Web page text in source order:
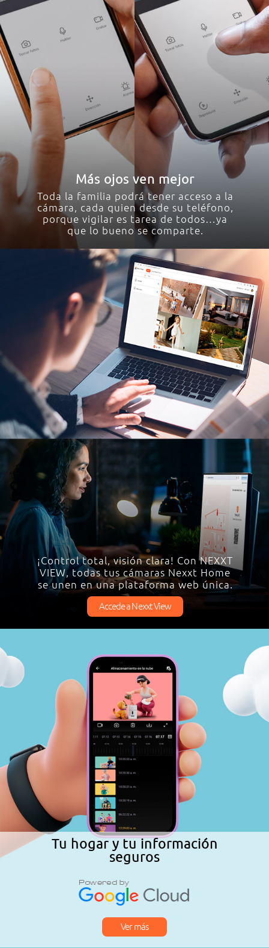
Más ojos ven mejor
Toda la familia podrá tener acceso a la
cámara, cada quien desde su teléfono,
porque vigilar es tarea de todos…ya
que lo bueno se comparte.
¡Control total, visión clara! Con NEXXT
VIEW, todas tus cámaras Nexxt Home
se unen en una plataforma web única.
Accede a Nexxt View
Tu hogar y tu información
seguros
Ver más